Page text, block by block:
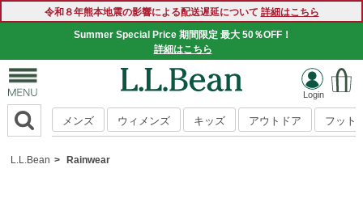
令和８年熊本地震の影響による配送遅延について 詳細はこちら
Summer Special Price 期間限定 最大 50％OFF！
詳細はこちら
メンズ ウィメンズ キッズ アウトドア フット
L.L.Bean Rainwear